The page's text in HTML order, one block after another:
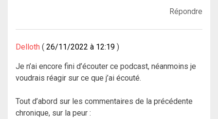
Répondre
Delloth 26/11/2022 à 12:19
Je n’ai encore fini d’écouter ce podcast, néanmoins je
voudrais réagir sur ce que j’ai écouté.
Tout d’abord sur les commentaires de la précédente
chronique, sur la peur :